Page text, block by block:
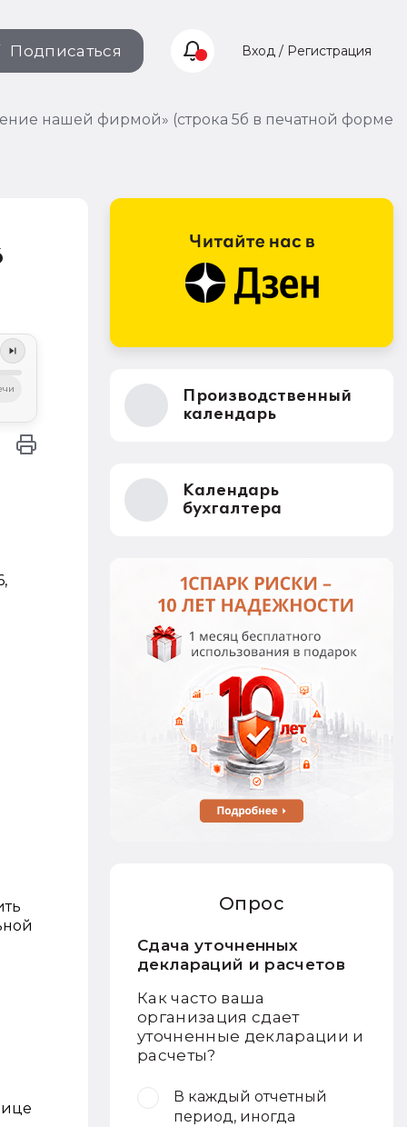
Подписаться Вход / Регистрация
нашей фирмой» (строка 5б в печатной форме
Производственный
календарь
Календарь
бухгалтера
Опрос
Сдача уточненных
деклараций и расчетов
Как часто ваша
организация сдает
уточненные декларации и
расчеты?
В каждый отчетный
период, иногда